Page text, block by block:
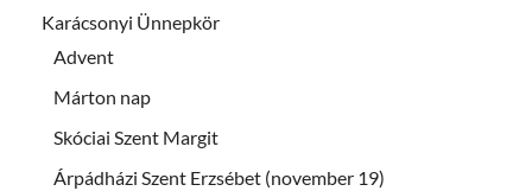
Karácsonyi Ünnepkör
Advent
Márton nap
Skóciai Szent Margit
Árpádházi Szent Erzsébet (november 19)